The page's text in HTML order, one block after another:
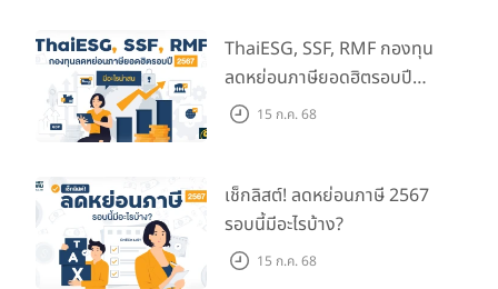
ThaiESG, SSF, RMF กองทุน
ลดหย่อนภาษียอดฮิตรอบปี
2567 มีอะไรน่าสน
15 ก.ค. 68
เช็กลิสต์! ลดหย่อนภาษี 2567
รอบนี้มีอะไรบ้าง?
15 ก.ค. 68